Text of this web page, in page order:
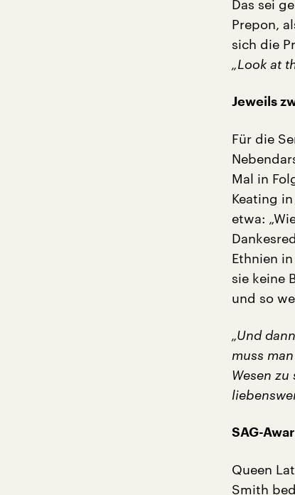
Das sei
Prepon,
sich die
„Look at
Jeweils
Für die
Mal in
Keating
etwa:
Ethnien
sie keine
und so
„Und
muss
Wesen
SAG-
Queen
Smith